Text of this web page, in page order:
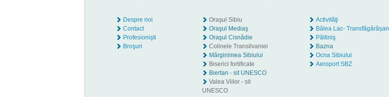
Despre noi
Contact
Profesionişti
Broşuri
Oraşul Sibiu
Oraşul Mediaş
Oraşul Cisnădie
Colinele Transilvaniei
Mărginimea Sibiului
Biserici fortificate
Biertan - sit UNESCO
Valea Viilor - sit
UNESCO
Activităţi
Bâlea Lac- Transfăgărășan
Păltiniş
Bazna
Ocna Sibiului
Aeroport SBZ